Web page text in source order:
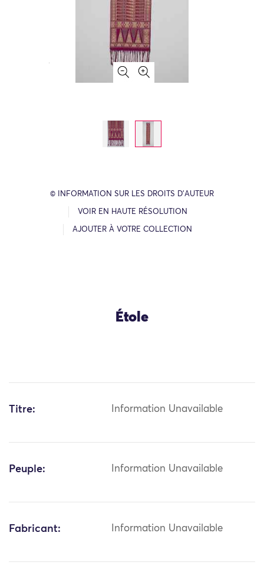
© INFORMATION SUR LES DROITS D’AUTEUR
VOIR EN HAUTE RÉSOLUTION
AJOUTER À VOTRE COLLECTION
Étole
Titre: Information Unavailable
Peuple: Information Unavailable
Fabricant: Information Unavailable